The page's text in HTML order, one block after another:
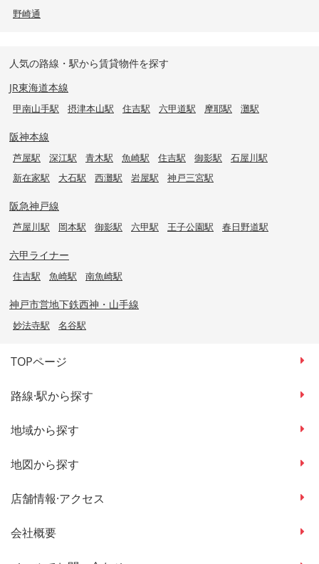
野崎通
人気の路線・駅から賃貸物件を探す
JR東海道本線
甲南山手駅 摂津本山駅 住吉駅 六甲道駅 摩耶駅 灘駅
阪神本線
芦屋駅 深江駅 青木駅 魚崎駅 住吉駅 御影駅
石屋川駅
新在家駅
大石駅 西灘駅 岩屋駅 神戸三宮駅
阪急神戸線
芦屋川駅 岡本駅 御影駅 六甲駅 王子公園駅 春日野道駅
六甲ライナー
住吉駅 魚崎駅 南魚崎駅
神戸市営地下鉄西神・山手線
妙法寺駅 名谷駅
TOPページ
路線·駅から探す
地域から探す
地図から探す
店舗情報·アクセス
会社概要